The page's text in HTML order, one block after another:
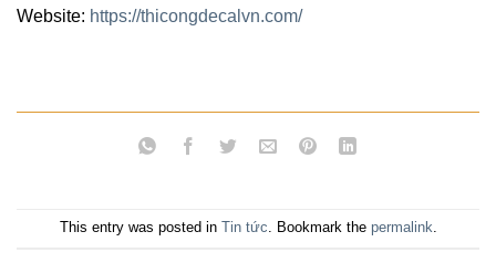
Website: https://thicongdecalvn.com/
This entry was posted in Tin tức . Bookmark the permalink